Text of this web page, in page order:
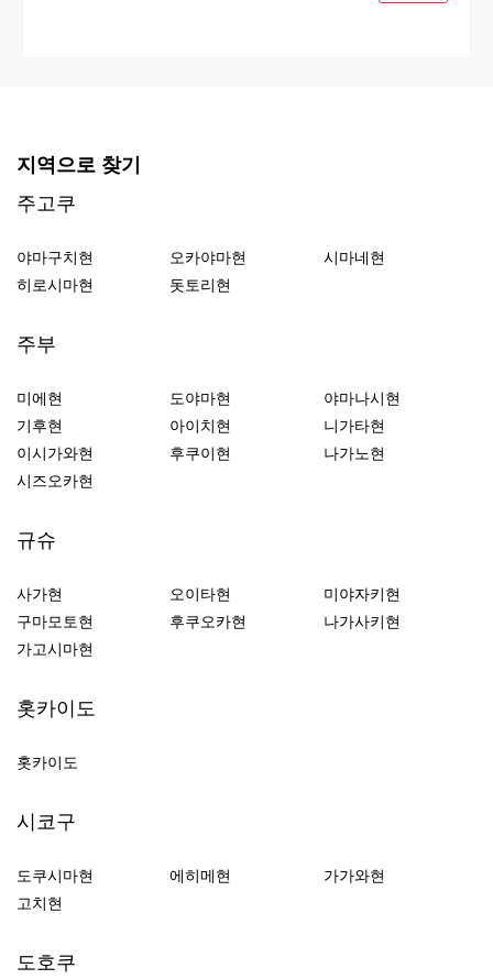
지역으로 찾기
주고쿠
야마구치현 오카야마현
시마네현
히로시마현
돗토리현
주부
미에현 도야마현
야마나시현
기후현
아이치현
니가타현
이시가와현
후쿠이현
나가노현
시즈오카현
규슈
사가현 오이타현
미야자키현
구마모토현
후쿠오카현
나가사키현
가고시마현
홋카이도
홋카이도
시코구
도쿠시마현 에히메현
가가와현
고치현
도호쿠